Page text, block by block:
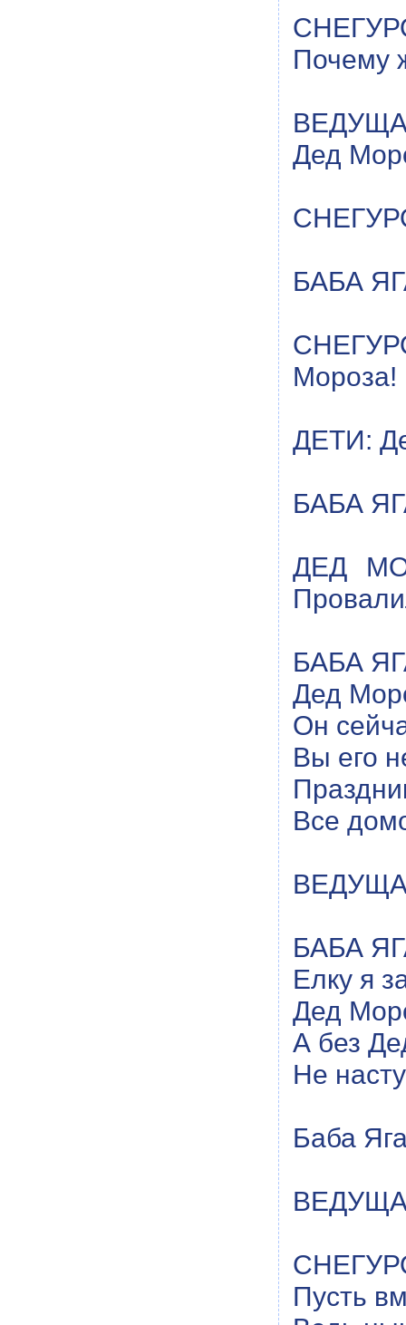
Почему
Дед
БАБА
Мороза!
ДЕТИ:
БАБА
ДЕД
БАБА
Дед
Он
Вы его
Все
БАБА
Елку я
Дед
А без
Не
Баба
Пусть